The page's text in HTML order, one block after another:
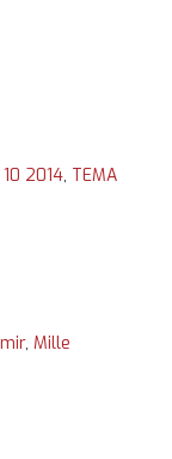
2014, TEMA
, Mille